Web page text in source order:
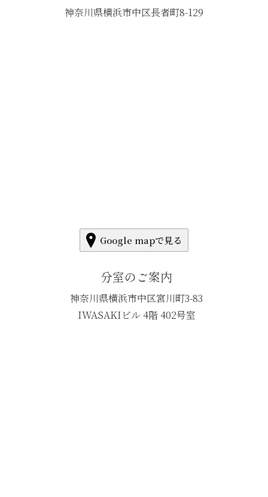
神奈川県横浜市中区長者町8-129
Google mapで見る
分室のご案内
神奈川県横浜市中区宮川町3-83
IWASAKIビル 4階 402号室